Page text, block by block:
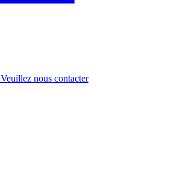
Veuillez nous contacter